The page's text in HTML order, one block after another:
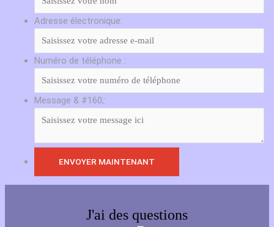
Adresse électronique:
Numéro de téléphone :
Message & #160;:
J'ai des questions